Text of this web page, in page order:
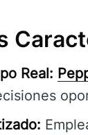
Real: